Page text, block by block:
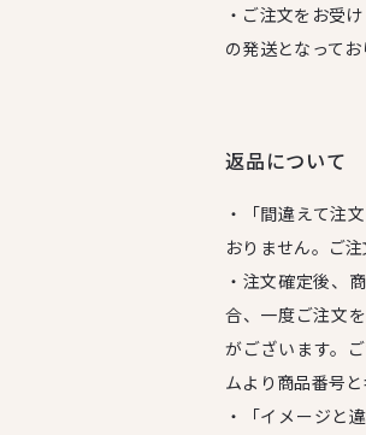
・ご注文をお受
の発送となってお
返品について
・「間違えて注
おりません。ご
・注文確定後、
合、一度ご注文
がございます。
ムより商品番号
・「イメージと